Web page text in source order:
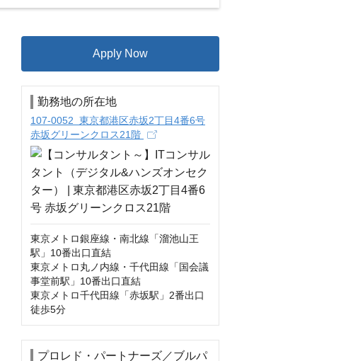
Apply Now
勤務地の所在地
107-0052 東京都港区赤坂2丁目4番6号
赤坂グリーンクロス21階
東京メトロ銀座線・南北線「溜池山王
駅」10番出口直結
東京メトロ丸ノ内線・千代田線「国会議
事堂前駅」10番出口直結
東京メトロ千代田線「赤坂駅」2番出口
徒歩5分
プロレド・パートナーズ／ブルパ